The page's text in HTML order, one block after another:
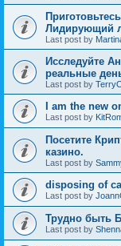
Лидирующий
Last post by
Исследуйте
реальные
Last post by
I am the new
Last post by
Посетите
казино.
Last post by
disposing of
Last post by
Трудно быть
Last post by